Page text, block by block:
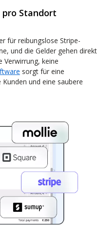
Standort
für reibungslose Stripe-
und die Gelder gehen direkt
keine
sorgt für eine
und eine saubere